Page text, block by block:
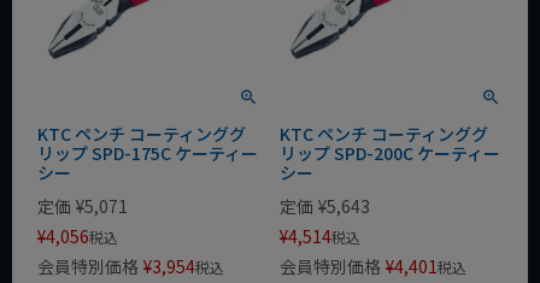
KTC ペンチ コーティンググ
リップ SPD-175C ケーティー
シー
定価 ¥5,071
¥4,056税込
会員特別価格 ¥3,954税込
KTC ペンチ コーティンググ
リップ SPD-200C ケーティー
シー
定価 ¥5,643
¥4,514税込
会員特別価格 ¥4,401税込